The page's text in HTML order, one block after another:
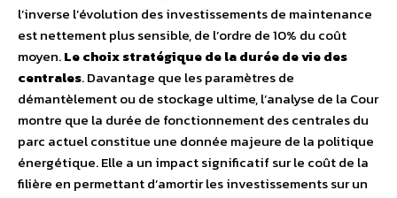
l’inverse l’évolution des investissements de maintenance
est nettement plus sensible, de l’ordre de 10% du coût
moyen.Le choix stratégique de la durée de vie des
centrales. Davantage que les paramètres de
démantèlement ou de stockage ultime, l’analyse de la Cour
montre que la durée de fonctionnement des centrales du
parc actuel constitue une donnée majeure de la politique
énergétique. Elle a un impact significatif sur le coût de la
filière en permettant d’amortir les investissements sur un